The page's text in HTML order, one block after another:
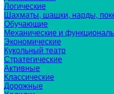
Логические
Шахматы, шашки, нарды,
Обучающие
Механические и
Экономические
Кукольный театр
Стратегические
Активные
Классические
Дорожные